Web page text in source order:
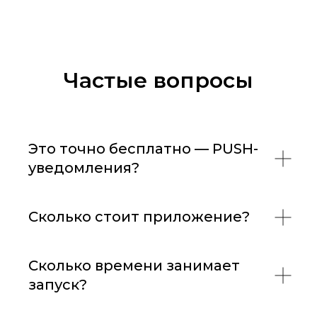
Частые вопросы
Это точно бесплатно — PUSH-
уведомления?
Сколько стоит приложение?
Сколько времени занимает
запуск?